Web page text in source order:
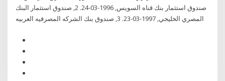
صندوق استثمار بنك قناه السويس, 1996-03-24. 2, صندوق استثمار البنك